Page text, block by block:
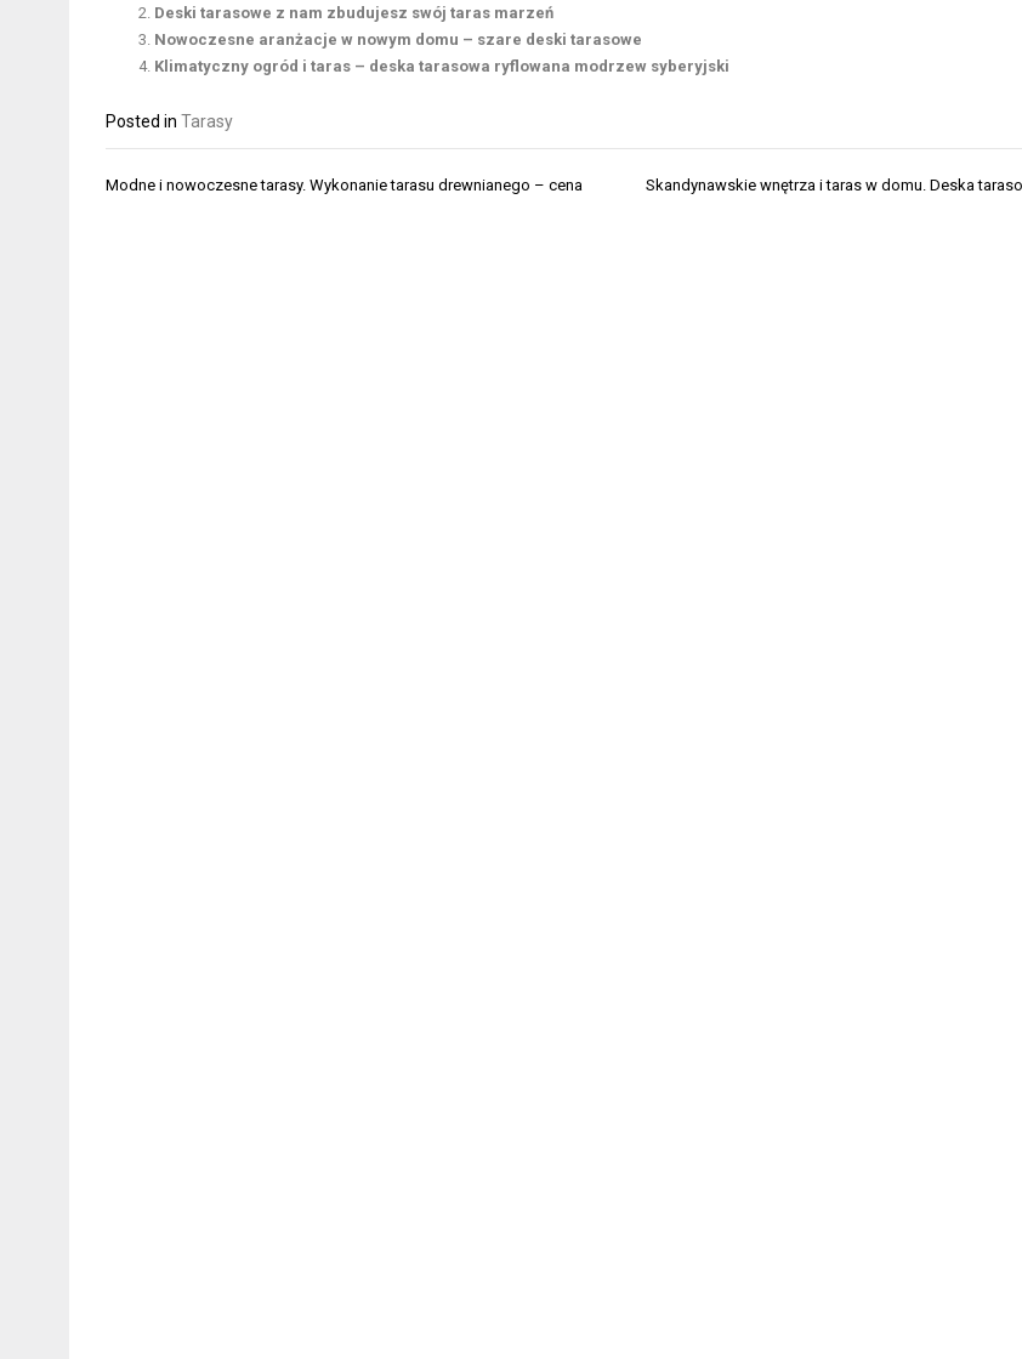
Deski tarasowe z nam zbudujesz swój taras marzeń
Nowoczesne aranżacje w nowym domu – szare deski tarasowe
Klimatyczny ogród i taras – deska tarasowa ryflowana modrzew syberyjski
Posted in Tarasy
Nawigacja
Modne i nowoczesne tarasy. Wykonanie tarasu drewnianego – cena Skandynawskie wnętrza i taras w domu. Deska